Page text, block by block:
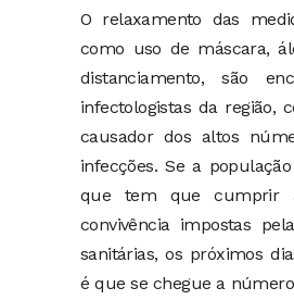
O relaxamento das
como uso de máscara,
distanciamento, são
infectologistas da região,
causador dos altos
infecções. Se a
que tem que cumprir
convivência impostas
sanitárias, os próximos
é que se chegue a